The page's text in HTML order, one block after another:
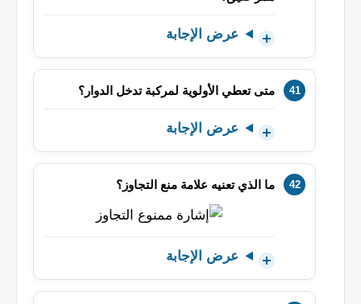
عرض الإجابة
متى تعطي الأولوية لمركبة تدخل الدوار؟
عرض الإجابة
ما الذي تعنيه علامة منع التجاوز؟
عرض الإجابة